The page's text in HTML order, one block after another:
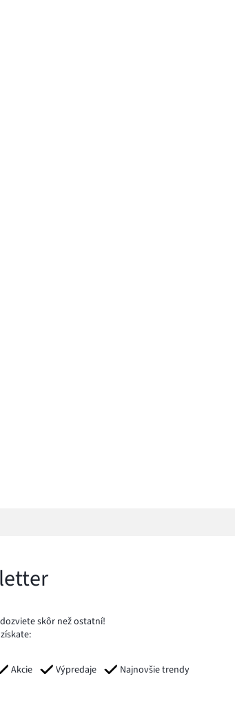
skôr než ostatní!
Akcie Výpredaje Najnovšie trendy